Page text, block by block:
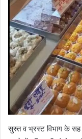
सुस्त व भ्रस्ट विभाग के